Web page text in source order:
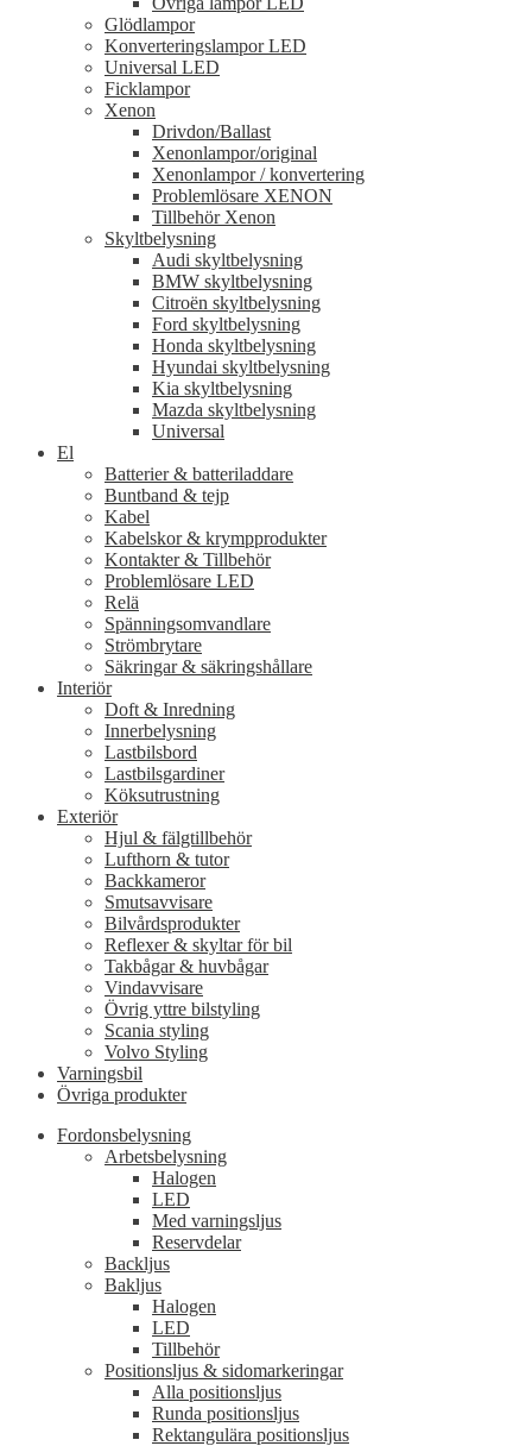
Glödlampor
Konverteringslampor LED
Universal LED
Ficklampor
Xenon
Drivdon/Ballast
Xenonlampor/original
Xenonlampor / konvertering
Problemlösare XENON
Tillbehör Xenon
Skyltbelysning
Audi skyltbelysning
BMW skyltbelysning
Citroën skyltbelysning
Ford skyltbelysning
Honda skyltbelysning
Hyundai skyltbelysning
Kia skyltbelysning
Mazda skyltbelysning
Universal
El
Batterier & batteriladdare
Buntband & tejp
Kabel
Kabelskor & krympprodukter
Kontakter & Tillbehör
Problemlösare LED
Relä
Spänningsomvandlare
Strömbrytare
Säkringar & säkringshållare
Interiör
Doft & Inredning
Innerbelysning
Lastbilsbord
Lastbilsgardiner
Köksutrustning
Exteriör
Hjul & fälgtillbehör
Lufthorn & tutor
Backkameror
Smutsavvisare
Bilvårdsprodukter
Reflexer & skyltar för bil
Takbågar & huvbågar
Vindavvisare
Övrig yttre bilstyling
Scania styling
Volvo Styling
Varningsbil
Övriga produkter
Fordonsbelysning
Arbetsbelysning
Halogen
LED
Med varningsljus
Reservdelar
Backljus
Bakljus
Halogen
LED
Tillbehör
Positionsljus & sidomarkeringar
Alla positionsljus
Runda positionsljus
Rektangulära positionsljus